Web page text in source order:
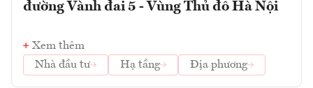
đường Vành đai 5 - Vùng Thủ đô Hà Nội
Xem thêm
Nhà đầu tư
Hạ tầng Địa phương